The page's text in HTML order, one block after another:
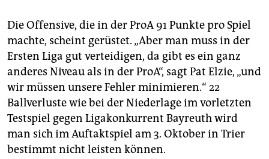
Die Offensive, die in der ProA 91 Punkte pro Spiel
machte, scheint gerüstet. „Aber man muss in der
Ersten Liga gut verteidigen, da gibt es ein ganz
anderes Niveau als in der ProA“, sagt Pat Elzie, „und
wir müssen unsere Fehler minimieren.“ 22
Ballverluste wie bei der Niederlage im vorletzten
Testspiel gegen Ligakonkurrent Bayreuth wird
man sich im Auftaktspiel am 3. Oktober in Trier
bestimmt nicht leisten können.